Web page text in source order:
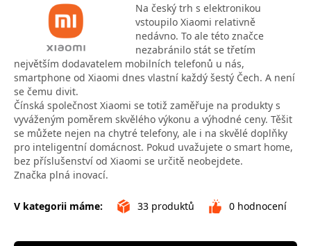
Na český trh s elektronikou
vstoupilo Xiaomi relativně
nedávno. To ale této značce
nezabránilo stát se třetím
největším dodavatelem mobilních telefonů u nás,
smartphone od Xiaomi dnes vlastní každý šestý Čech. A není
se čemu divit.
Čínská společnost Xiaomi se totiž zaměřuje na produkty s
vyváženým poměrem skvělého výkonu a výhodné ceny. Těšit
se můžete nejen na chytré telefony, ale i na skvělé doplňky
pro inteligentní domácnost. Pokud uvažujete o smart home,
bez příslušenství od Xiaomi se určitě neobejdete.
Značka plná inovací.
V kategorii máme: 33 produktů 0 hodnocení